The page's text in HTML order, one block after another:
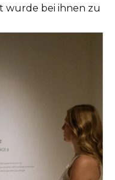
wurde bei ihnen zu